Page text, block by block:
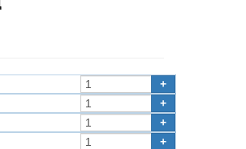
+
+
+
+